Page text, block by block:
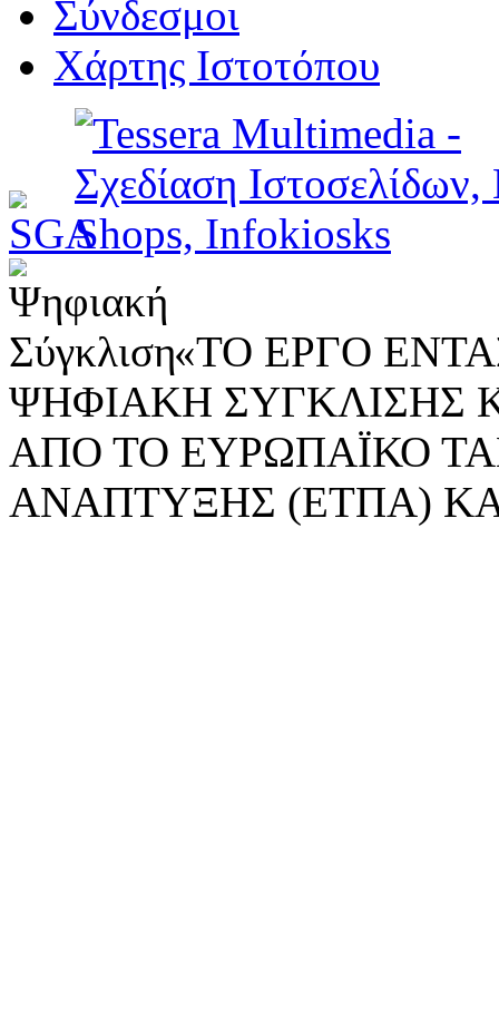
Σύνδεσμοι
Χάρτης Ιστοτόπου
«ΤΟ ΕΡΓΟ
ΨΗΦΙΑΚΗ ΣΥΓΚΛΙΣΗΣ
ΑΠΟ ΤΟ ΕΥΡΩΠΑΪΚΟ
ΑΝΑΠΤΥΞΗΣ (ΕΤΠΑ)